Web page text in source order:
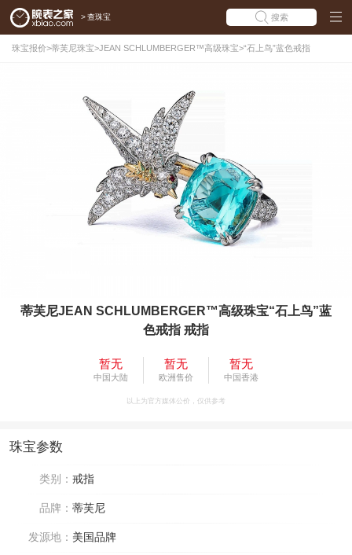
> 查珠宝 搜索
珠宝报价>蒂芙尼珠宝>JEAN SCHLUMBERGER™高级珠宝>“石上鸟”蓝色戒指
蒂芙尼JEAN SCHLUMBERGER™高级珠宝“石上鸟”蓝
色戒指 戒指
暂无
中国大陆
暂无
欧洲售价
暂无
中国香港
以上为官方媒体公价，仅供参考
珠宝参数
类别： 戒指
品牌： 蒂芙尼
发源地： 美国品牌